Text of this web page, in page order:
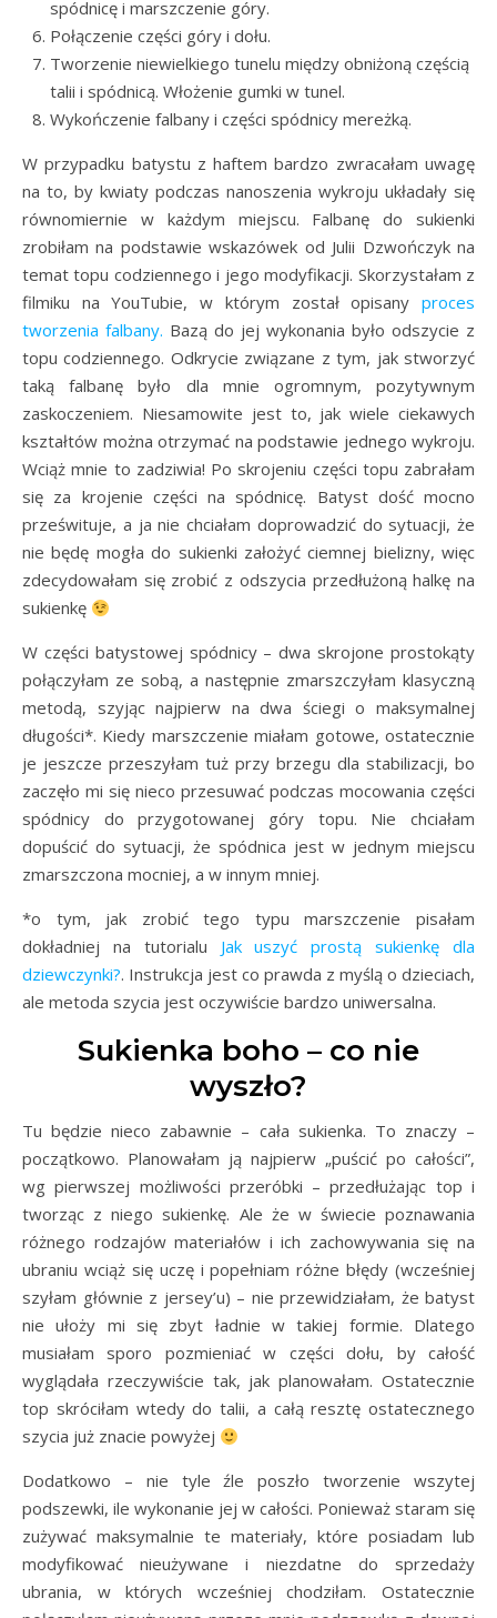
spódnicę i marszczenie góry.
Połączenie części góry i dołu.
Tworzenie niewielkiego tunelu między obniżoną częścią
talii i spódnicą. Włożenie gumki w tunel.
Wykończenie falbany i części spódnicy mereżką.
W przypadku batystu z haftem bardzo zwracałam uwagę
na to, by kwiaty podczas nanoszenia wykroju układały się
równomiernie w każdym miejscu. Falbanę do sukienki
zrobiłam na podstawie wskazówek od Julii Dzwończyk na
temat topu codziennego i jego modyfikacji. Skorzystałam z
filmiku na YouTubie, w którym został opisany proces
tworzenia falbany. Bazą do jej wykonania było odszycie z
topu codziennego. Odkrycie związane z tym, jak stworzyć
taką falbanę było dla mnie ogromnym, pozytywnym
zaskoczeniem. Niesamowite jest to, jak wiele ciekawych
kształtów można otrzymać na podstawie jednego wykroju.
Wciąż mnie to zadziwia! Po skrojeniu części topu zabrałam
się za krojenie części na spódnicę. Batyst dość mocno
prześwituje, a ja nie chciałam doprowadzić do sytuacji, że
nie będę mogła do sukienki założyć ciemnej bielizny, więc
zdecydowałam się zrobić z odszycia przedłużoną halkę na
sukienkę
W części batystowej spódnicy – dwa skrojone prostokąty
połączyłam ze sobą, a następnie zmarszczyłam klasyczną
metodą, szyjąc najpierw na dwa ściegi o maksymalnej
długości*. Kiedy marszczenie miałam gotowe, ostatecznie
je jeszcze przeszyłam tuż przy brzegu dla stabilizacji, bo
zaczęło mi się nieco przesuwać podczas mocowania części
spódnicy do przygotowanej góry topu. Nie chciałam
dopuścić do sytuacji, że spódnica jest w jednym miejscu
zmarszczona mocniej, a w innym mniej.
*o tym, jak zrobić tego typu marszczenie pisałam
dokładniej na tutorialu Jak uszyć prostą sukienkę dla
dziewczynki?. Instrukcja jest co prawda z myślą o dzieciach,
ale metoda szycia jest oczywiście bardzo uniwersalna.
Sukienka boho – co nie
wyszło?
Tu będzie nieco zabawnie – cała sukienka. To znaczy –
początkowo. Planowałam ją najpierw „puścić po całości”,
wg pierwszej możliwości przeróbki – przedłużając top i
tworząc z niego sukienkę. Ale że w świecie poznawania
różnego rodzajów materiałów i ich zachowywania się na
ubraniu wciąż się uczę i popełniam różne błędy (wcześniej
szyłam głównie z jersey’u) – nie przewidziałam, że batyst
nie ułoży mi się zbyt ładnie w takiej formie. Dlatego
musiałam sporo pozmieniać w części dołu, by całość
wyglądała rzeczywiście tak, jak planowałam. Ostatecznie
top skróciłam wtedy do talii, a całą resztę ostatecznego
szycia już znacie powyżej
Dodatkowo – nie tyle źle poszło tworzenie wszytej
podszewki, ile wykonanie jej w całości. Ponieważ staram się
zużywać maksymalnie te materiały, które posiadam lub
modyfikować nieużywane i niezdatne do sprzedaży
ubrania, w których wcześniej chodziłam. Ostatecznie